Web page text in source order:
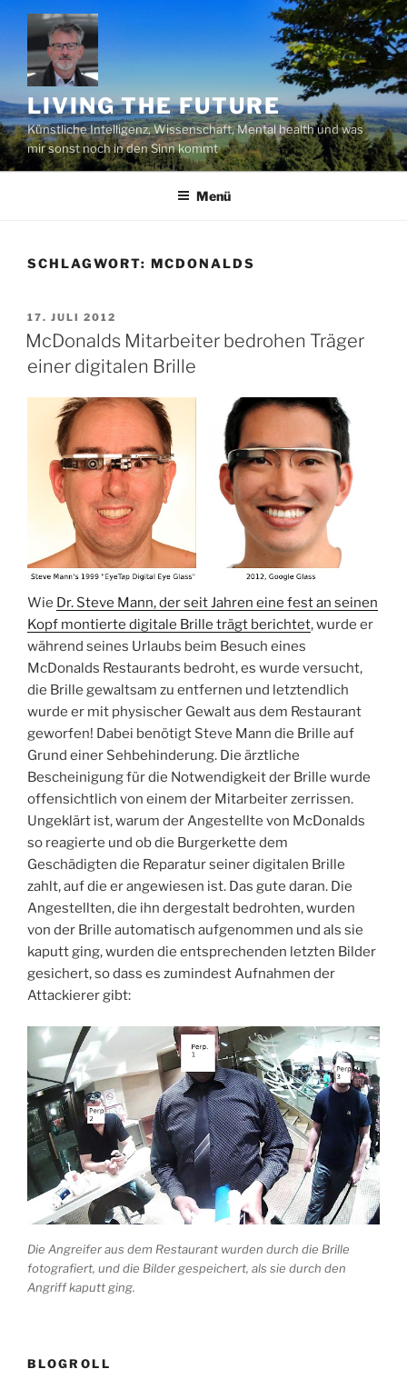
Zum
Inhalt
springen
LIVING THE FUTURE
Künstliche Intelligenz, Wissenschaft, Mental health und was
mir sonst noch in den Sinn kommt
Menü
SCHLAGWORT: MCDONALDS
VERÖFFENTLICHT
AM
17. JULI 2012
McDonalds Mitarbeiter bedrohen Träger
einer digitalen Brille
Wie Dr. Steve Mann, der seit Jahren eine fest an seinen
Kopf montierte digitale Brille trägt berichtet, wurde er
während seines Urlaubs beim Besuch eines
McDonalds Restaurants bedroht, es wurde versucht,
die Brille gewaltsam zu entfernen und letztendlich
wurde er mit physischer Gewalt aus dem Restaurant
geworfen! Dabei benötigt Steve Mann die Brille auf
Grund einer Sehbehinderung. Die ärztliche
Bescheinigung für die Notwendigkeit der Brille wurde
offensichtlich von einem der Mitarbeiter zerrissen.
Ungeklärt ist, warum der Angestellte von McDonalds
so reagierte und ob die Burgerkette dem
Geschädigten die Reparatur seiner digitalen Brille
zahlt, auf die er angewiesen ist. Das gute daran. Die
Angestellten, die ihn dergestalt bedrohten, wurden
von der Brille automatisch aufgenommen und als sie
kaputt ging, wurden die entsprechenden letzten Bilder
gesichert, so dass es zumindest Aufnahmen der
Attackierer gibt:
Die Angreifer aus dem Restaurant wurden durch die Brille
fotografiert, und die Bilder gespeichert, als sie durch den
Angriff kaputt ging.
BLOGROLL